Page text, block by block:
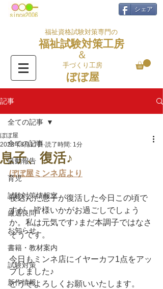
シェア
福祉資格試験対策専門の
福祉試験対策工房
＆
手づくり工房
ぼぼ屋
記事
全ての記事
活動報告
育児
試験対策情報室
厳選良問
お知らせ
書籍・教材案内
試験対策
新作情報
全ての記事
息子、復活♪
ぼぼ屋
2023年8月17日 読了時間: 1分
ぼぼ屋ミンネ店より
寝込んだ息子が復活した今日この頃で
すが、皆様いかがお過ごしでしょう
か。私は元気です♪まだ本調子ではなさ
そうです。
今日もミンネ店にイヤーカフ1点をアッ
プしました♪
どうぞよろしくお願いいたします。